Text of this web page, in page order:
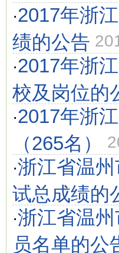
·2017年浙
绩的公告
·2017年浙
校及岗位的
·2017年浙
（265名）
·浙江省温
试总成绩的
·浙江省温
员名单的公